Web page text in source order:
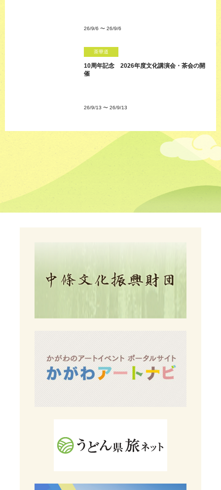
26/9/6 〜 26/9/6
茶華道
10周年記念 2026年度文化講演会・茶会の開
催
26/9/13 〜 26/9/13